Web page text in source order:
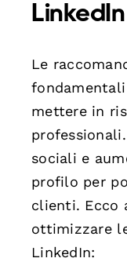
LinkedIn
Le
mettere in
sociali e
profilo per
clienti. Ecco
ottimizzare
LinkedIn: